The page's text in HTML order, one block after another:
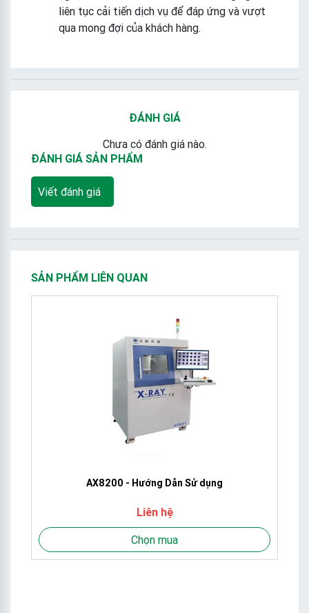
liên tục cải tiến dịch vụ để đáp ứng và vượt
qua mong đợi của khách hàng.
ĐÁNH GIÁ
Chưa có đánh giá nào.
ĐÁNH GIÁ SẢN PHẨM
Viết đánh giá
SẢN PHẨM LIÊN QUAN
AX8200 - Hướng Dẫn Sử dụng
Liên hệ
Chọn mua